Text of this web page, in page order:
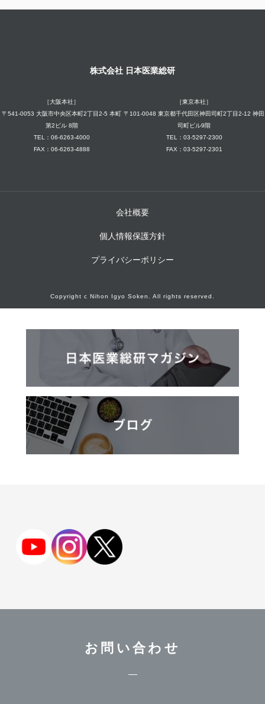
株式会社 日本医業総研
［大阪本社］
〒541-0053 大阪市中央区本町2丁目2-5 本町
第2ビル 8階
TEL：06-6263-4000
FAX：06-6263-4888
［東京本社］
〒101-0048 東京都千代田区神田司町2丁目2-12 神田
司町ビル9階
TEL：03-5297-2300
FAX：03-5297-2301
会社概要
個人情報保護方針
プライバシーポリシー
Copyright c Nihon Igyo Soken. All rights reserved.
お問い合わせ